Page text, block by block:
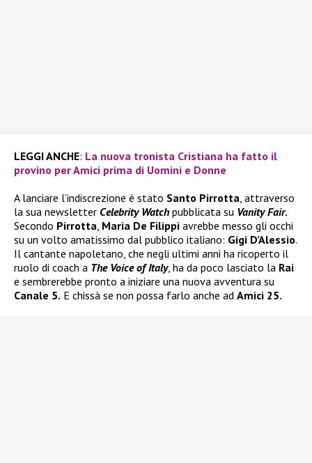
LEGGI ANCHE: La nuova tronista Cristiana ha fatto il
provino per Amici prima di Uomini e Donne
A lanciare l’indiscrezione è stato Santo Pirrotta, attraverso
la sua newsletter Celebrity Watchpubblicata su Vanity Fair.
Secondo Pirrotta, Maria De Filippi avrebbe messo gli occhi
su un volto amatissimo dal pubblico italiano: Gigi D’Alessio.
Il cantante napoletano, che negli ultimi anni ha ricoperto il
ruolo di coach a The Voice of Italy, ha da poco lasciato la Rai
e sembrerebbe pronto a iniziare una nuova avventura su
Canale 5. E chissà se non possa farlo anche ad Amici 25.